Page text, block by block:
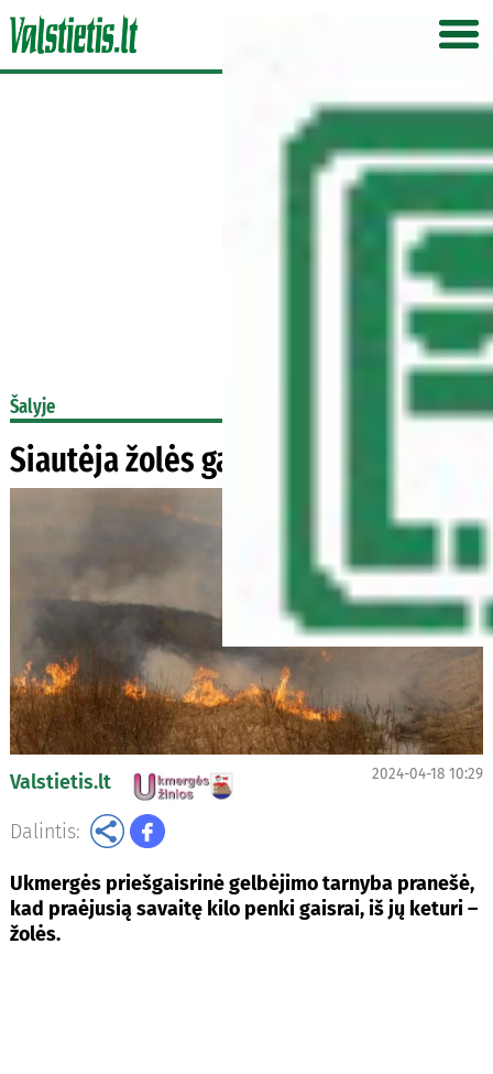
Šalyje
Siautėja žolės gaisrai
Valstietis.lt 2024-04-18 10:29
Dalintis:
Ukmergės priešgaisrinė gelbėjimo tarnyba pranešė,
kad praėjusią savaitę kilo penki gaisrai, iš jų keturi –
žolės.